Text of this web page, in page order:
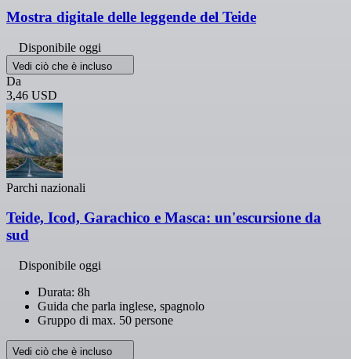
Mostra digitale delle leggende del Teide
Disponibile oggi
Vedi ciò che è incluso
Da
3,46 USD
Parchi nazionali
Teide, Icod, Garachico e Masca: un'escursione da
sud
Disponibile oggi
Durata: 8h
Guida che parla inglese, spagnolo
Gruppo di max. 50 persone
Vedi ciò che è incluso